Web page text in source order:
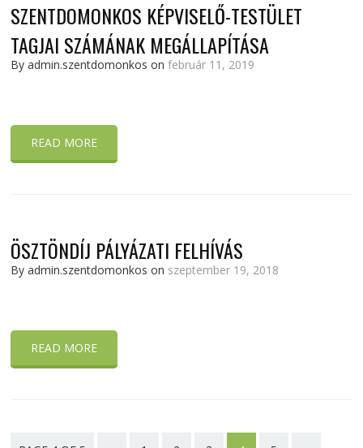
SZENTDOMONKOS KÉPVISELŐ-TESTÜLET
TAGJAI SZÁMÁNAK MEGÁLLAPÍTÁSA
By admin.szentdomonkos onfebruár 11, 2019
READ MORE
ÖSZTÖNDÍJ PÁLYÁZATI FELHÍVÁS
By admin.szentdomonkos on szeptember 19, 2018
READ MORE